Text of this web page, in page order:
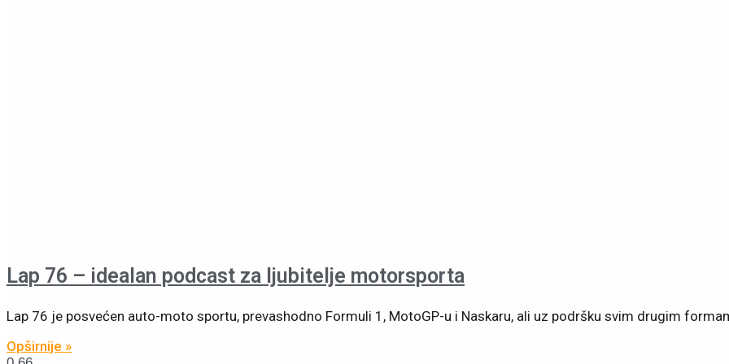
Lap 76 – idealan podcast za ljubitelje motorsporta
Lap 76 je posvećen auto-moto sportu, prevashodno Formuli 1, MotoGP-u i Naskaru, ali uz podršku svim drugim
Opširnije »